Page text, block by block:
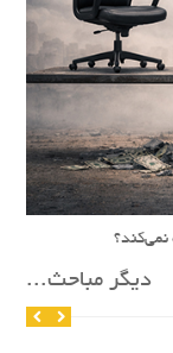
نمی‌کند؟
دیگر مباحث...